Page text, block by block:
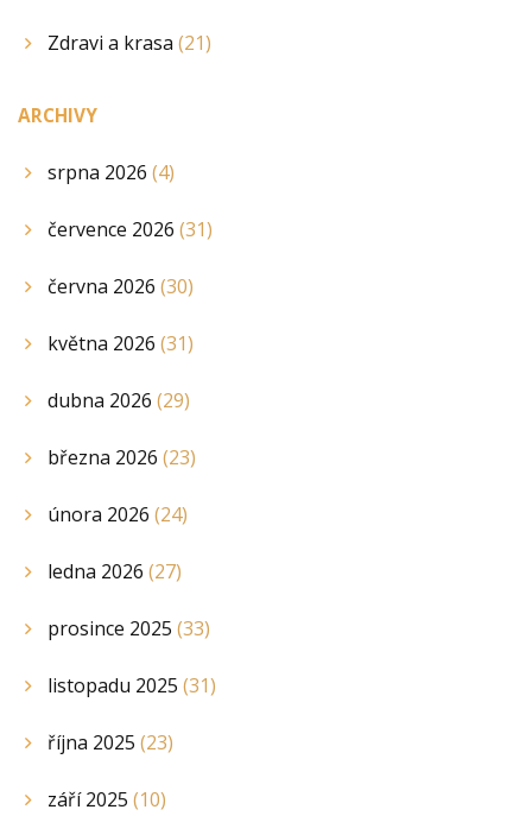
Zdravi a krasa (21)
ARCHIVY
srpna 2026 (4)
července 2026 (31)
června 2026 (30)
května 2026 (31)
dubna 2026 (29)
března 2026 (23)
února 2026 (24)
ledna 2026 (27)
prosince 2025 (33)
listopadu 2025 (31)
října 2025 (23)
září 2025 (10)